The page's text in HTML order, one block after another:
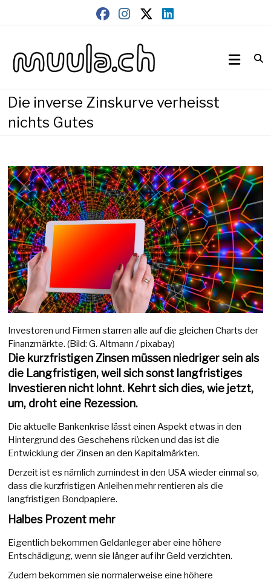
muula.ch
Die inverse Zinskurve verheisst
nichts Gutes
Investoren und Firmen starren alle auf die gleichen Charts der
Finanzmärkte. (Bild: G. Altmann / pixabay)
Die kurzfristigen Zinsen müssen niedriger sein als
die Langfristigen, weil sich sonst langfristiges
Investieren nicht lohnt. Kehrt sich dies, wie jetzt,
um, droht eine Rezession.
Die aktuelle Bankenkrise lässt einen Aspekt etwas in den
Hintergrund des Geschehens rücken und das ist die
Entwicklung der Zinsen an den Kapitalmärkten.
Derzeit ist es nämlich zumindest in den USA wieder einmal so,
dass die kurzfristigen Anleihen mehr rentieren als die
langfristigen Bondpapiere.
Halbes Prozent mehr
Eigentlich bekommen Geldanleger aber eine höhere
Entschädigung, wenn sie länger auf ihr Geld verzichten.
Zudem bekommen sie normalerweise eine höhere